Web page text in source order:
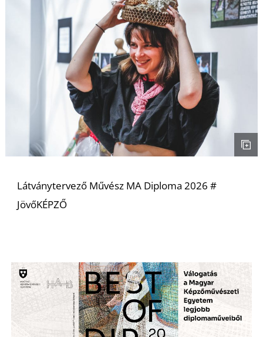
Látványtervező Művész MA Diploma 2026 #
JövőKÉPZŐ